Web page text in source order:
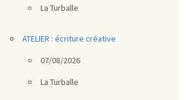
La Turballe
ATELIER : écriture créative
07/08/2026
La Turballe